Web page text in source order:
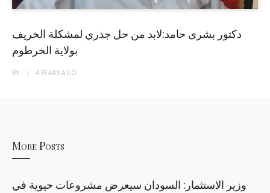
دكتور بشرى حامد:لابد من حل جذري لمشكلة الخريف
بولاية الخرطوم
BY 4 YEARSAGO
More Posts
وزير الاستثمار: السودان سيعرض مشروعات حيوية في